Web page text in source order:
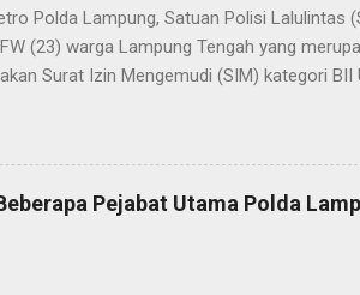
ke fungs...
Polda Lampung, Satuan Polisi
(23) warga Lampung Tengah yang
Surat Izin Mengemudi (SIM) kategori
lantaran melanggar lalulintas dengan
masuk ke kawasan tertib lalulintas
patroli hunting setelah itu ada kendaraan
Lampung Timur mau menuju ke Bandar
Pejabat Utama Polda